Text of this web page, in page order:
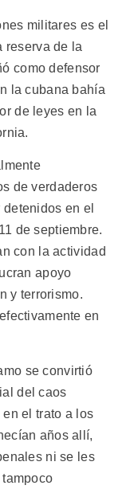
militares es el
reserva de la
como defensor
la cubana bahía
de leyes en la
de verdaderos
en el
de septiembre.
con la actividad
apoyo
y terrorismo.
en
se convirtió
del caos
el trato a los
años allí,
ni se les